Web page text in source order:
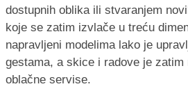
dostupnih oblika ili stvaranjem
koje se zatim izvlače u treću
napravljeni modelima lako je
gestama, a skice i radove je zatim
oblačne servise.